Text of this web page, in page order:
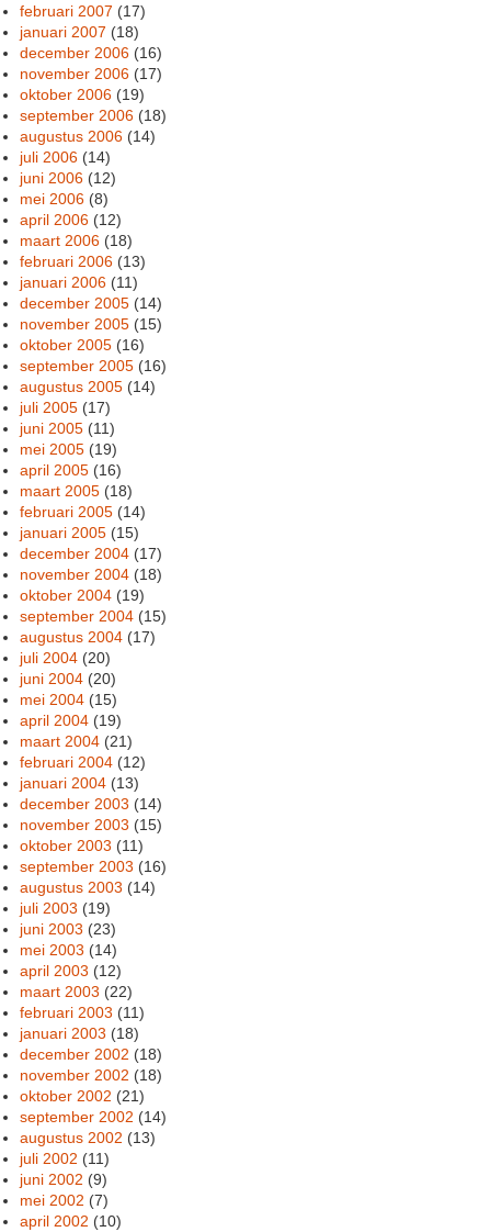
februari 2007 (17)
januari 2007 (18)
december 2006 (16)
november 2006 (17)
oktober 2006 (19)
september 2006 (18)
augustus 2006 (14)
juli 2006 (14)
juni 2006 (12)
mei 2006 (8)
april 2006 (12)
maart 2006 (18)
februari 2006 (13)
januari 2006 (11)
december 2005 (14)
november 2005 (15)
oktober 2005 (16)
september 2005 (16)
augustus 2005 (14)
juli 2005 (17)
juni 2005 (11)
mei 2005 (19)
april 2005 (16)
maart 2005 (18)
februari 2005 (14)
januari 2005 (15)
december 2004 (17)
november 2004 (18)
oktober 2004 (19)
september 2004 (15)
augustus 2004 (17)
juli 2004 (20)
juni 2004 (20)
mei 2004 (15)
april 2004 (19)
maart 2004 (21)
februari 2004 (12)
januari 2004 (13)
december 2003 (14)
november 2003 (15)
oktober 2003 (11)
september 2003 (16)
augustus 2003 (14)
juli 2003 (19)
juni 2003 (23)
mei 2003 (14)
april 2003 (12)
maart 2003 (22)
februari 2003 (11)
januari 2003 (18)
december 2002 (18)
november 2002 (18)
oktober 2002 (21)
september 2002 (14)
augustus 2002 (13)
juli 2002 (11)
juni 2002 (9)
mei 2002 (7)
april 2002 (10)